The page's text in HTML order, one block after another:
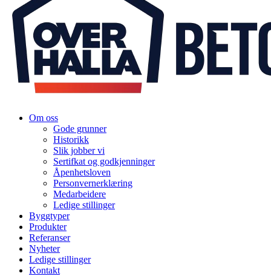
Om oss
Gode grunner
Historikk
Slik jobber vi
Sertifkat og godkjenninger
Åpenhetsloven
Personvernerklæring
Medarbeidere
Ledige stillinger
Byggtyper
Produkter
Referanser
Nyheter
Ledige stillinger
Kontakt